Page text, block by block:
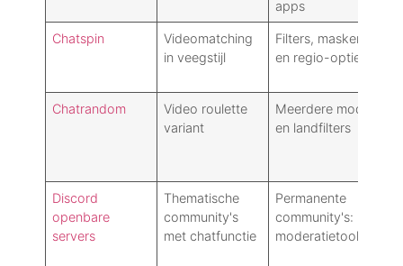
apps
Chatspin
Videomatching
in veegstijl
Filters, maskers
en regio-opties
Chatrandom
Video roulette
variant
Meerdere modi
en landfilters
Discord
openbare
servers
Thematische
community's
met chatfunctie
Permanente
community's:
moderatietools